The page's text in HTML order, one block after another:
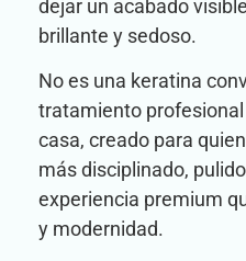
dejar un acabado
brillante y sedoso.
No es una keratina
tratamiento
casa, creado para
más disciplinado,
experiencia premium
y modernidad.